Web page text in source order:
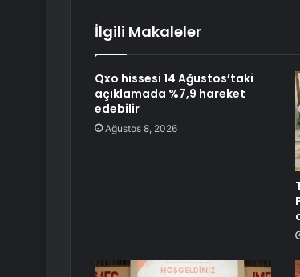
İlgili Makaleler
Qxo hissesi 14 Ağustos’taki
açıklamada %7,9 hareket
edebilir
Ağustos 8, 2026